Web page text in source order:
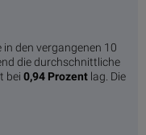
den vergangenen 10
die durchschnittliche
bei 0,94 Prozent lag. Die